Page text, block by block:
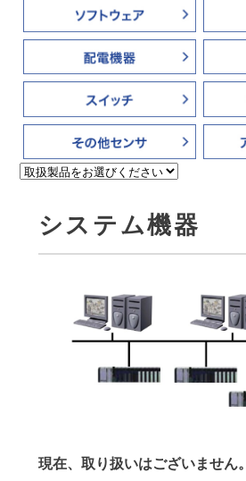
システム機器
現在、取り扱いはございません。